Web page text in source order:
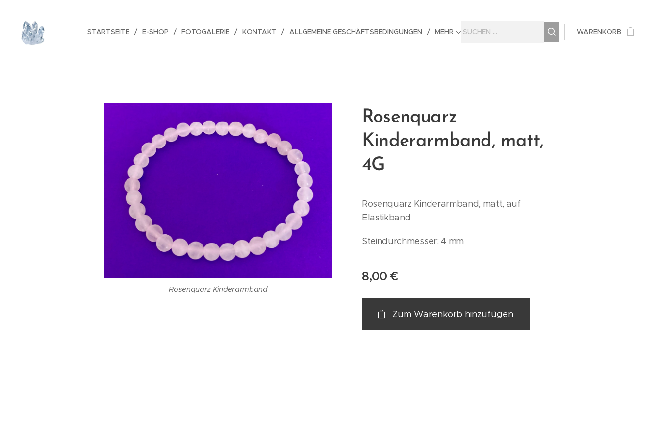
STARTSEITE E-SHOP FOTOGALERIE KONTAKT ALLGEMEINE GESCHÄFTSBEDINGUNGEN MEHR WARENKORB
Rosenquarz
Kinderarmband, matt,
4G
Rosenquarz Kinderarmband
Rosenquarz Kinderarmband, matt, auf
Elastikband
Steindurchmesser: 4 mm
8,00 €
Zum Warenkorb hinzufügen